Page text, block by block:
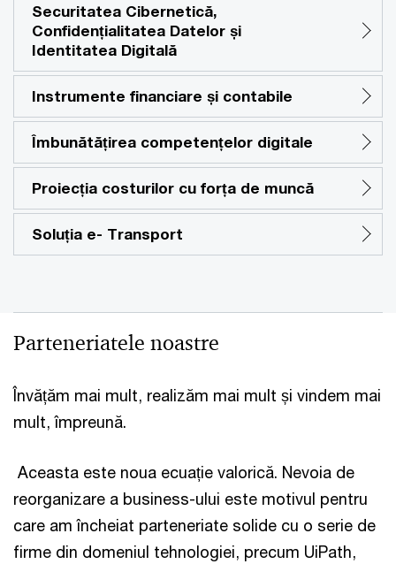
Securitatea Cibernetică,
Confidențialitatea Datelor și
Identitatea Digitală
Instrumente financiare și contabile
Îmbunătățirea competențelor digitale
Proiecția costurilor cu forța de muncă
Soluția e- Transport
Parteneriatele noastre
Învățăm mai mult, realizăm mai mult și vindem mai
mult, împreună.
Aceasta este noua ecuație valorică. Nevoia de
reorganizare a business-ului este motivul pentru
care am încheiat parteneriate solide cu o serie de
firme din domeniul tehnologiei, precum UiPath,